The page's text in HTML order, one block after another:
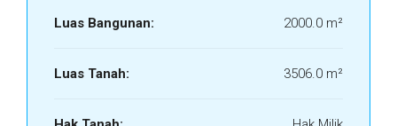
Luas Bangunan: 2000.0 m²
Luas Tanah: 3506.0 m²